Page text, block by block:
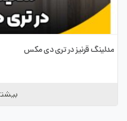
مدلینگ قرنیز در تری دی مکس